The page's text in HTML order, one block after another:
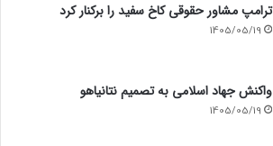
ترامپ مشاور حقوقی کاخ سفید را برکنار کرد
1405/05/19
واکنش جهاد اسلامی به تصمیم نتانیاهو
1405/05/19